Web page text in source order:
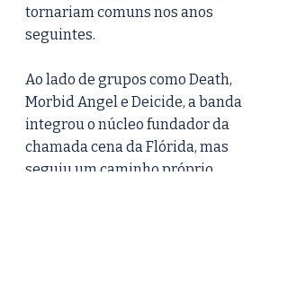
tornariam comuns nos anos
seguintes.
Ao lado de grupos como Death,
Morbid Angel e Deicide, a banda
integrou o núcleo fundador da
chamada cena da Flórida, mas
seguiu um caminho próprio,